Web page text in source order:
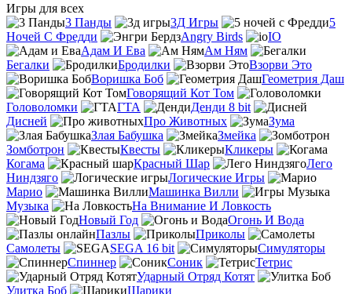
Игры для всех
3 Панды
3Д Игры
5
Ночей С Фредди
Angry Birds
IO
Адам И Ева
Ам Ням
Бегалки
Бродилки
Взорви Это
Воришка Боб
Геометрия Даш
Говорящий Кот Том
Головоломки
ГТА
Денди 8 bit
Дисней
Про Животных
Зума
Злая Бабушка
Змейка
Зомботрон
Квесты
Кликеры
Когама
Красный Шар
Лего
Ниндзяго
Логические Игры
Марио
Машинка Вилли
Музыка
На Внимание И Ловкость
Новый Год
Огонь И Вода
Пазлы
Приколы
Самолеты
SEGA 16 bit
Симуляторы
Спиннер
Соник
Тетрис
Ударный Отряд Котят
Улитка Боб
Шарики